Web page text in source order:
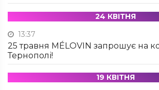
24 КВІТНЯ
13:37
25 травня MÉLOVIN запрошує на
Тернополі!
19 КВІТНЯ